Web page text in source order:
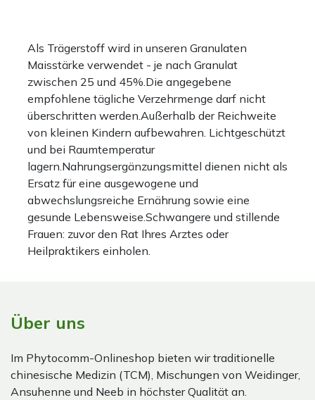
Als Trägerstoff wird in unseren Granulaten
Maisstärke verwendet - je nach Granulat
zwischen 25 und 45%.Die angegebene
empfohlene tägliche Verzehrmenge darf nicht
überschritten werden.Außerhalb der Reichweite
von kleinen Kindern aufbewahren. Lichtgeschützt
und bei Raumtemperatur
lagern.Nahrungsergänzungsmittel dienen nicht als
Ersatz für eine ausgewogene und
abwechslungsreiche Ernährung sowie eine
gesunde Lebensweise.Schwangere und stillende
Frauen: zuvor den Rat Ihres Arztes oder
Heilpraktikers einholen.
Über uns
Im Phytocomm-Onlineshop bieten wir traditionelle
chinesische Medizin (TCM), Mischungen von Weidinger,
Ansuhenne und Neeb in höchster Qualität an.